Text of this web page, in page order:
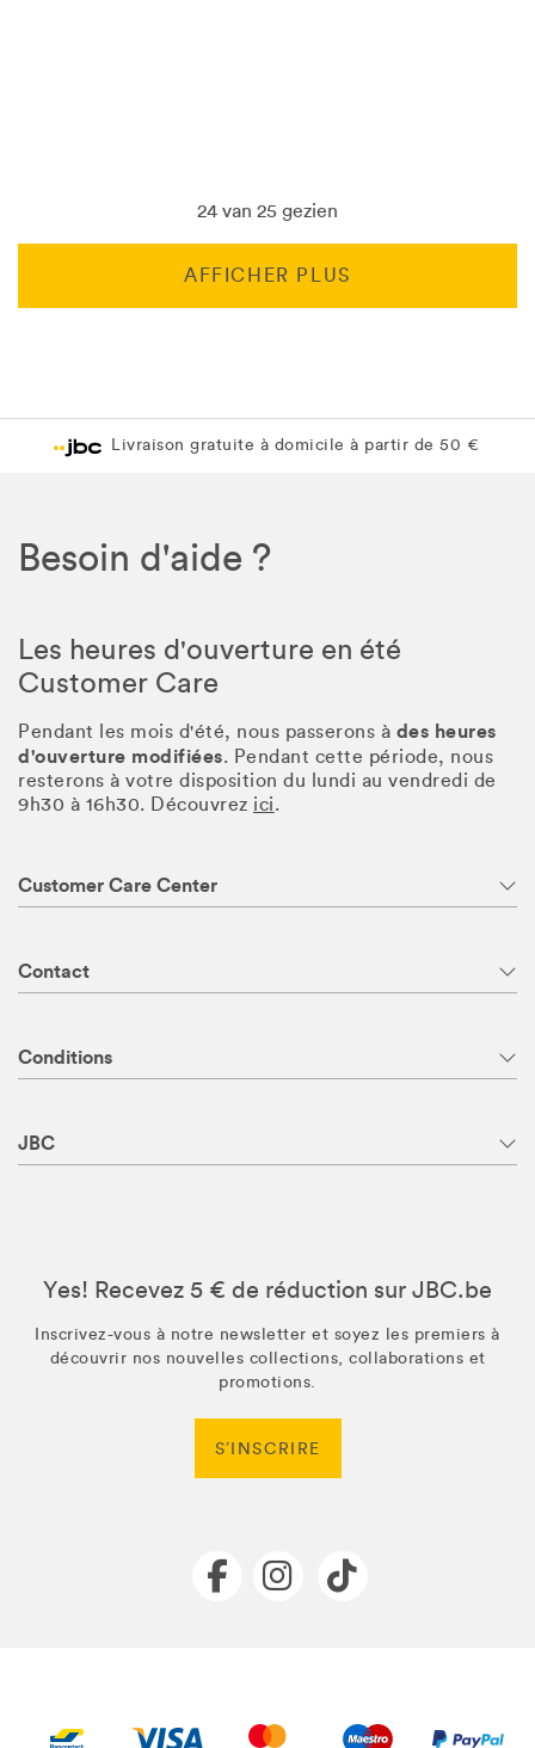
24 van 25 gezien
AFFICHER PLUS
Livraison gratuite en magasin JBC
Livraison gratuite en magasin JBC
Besoin d'aide ?
Les heures d'ouverture en été
Customer Care
Pendant les mois d'été, nous passerons à des heures
d'ouverture modifiées. Pendant cette période, nous
resterons à votre disposition du lundi au vendredi de
9h30 à 16h30. Découvrez ici.
Customer Care Center
Contact
Conditions
JBC
Yes! Recevez 5 € de réduction sur JBC.be
Inscrivez-vous à notre newsletter et soyez les premiers à
découvrir nos nouvelles collections, collaborations et
promotions.
S’INSCRIRE